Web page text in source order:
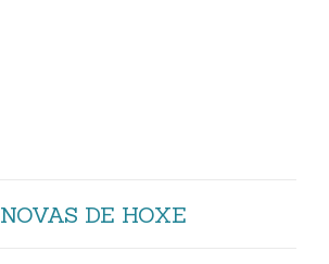
NOVAS DE HOXE